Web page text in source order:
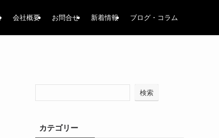
会社概要 お問合せ 新着情報 ブログ・コラム
検索
カテゴリー